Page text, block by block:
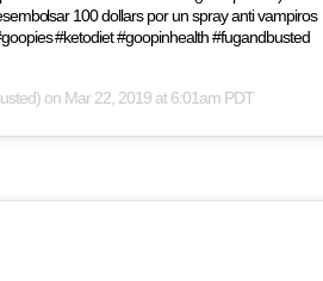
100 dollars por un spray anti vampiros
#ketodiet #goopinhealth #fugandbusted
on Mar 22, 2019 at 6:01am PDT